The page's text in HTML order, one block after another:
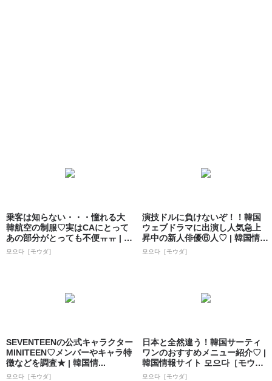
乗客は知らない・・・憧れる大
韓航空の制服♡実はCAにとって
あの部分がとっても不便ㅠㅠ | 韓
国情報...
모으다［モウダ］
演技ドルに負けないぞ！！韓国
ウェブドラマに出演し人気急上
昇中の新人俳優⑥人♡ | 韓国情報
サイト ...
모으다［モウダ］
SEVENTEENの公式キャラクター
MINITEEN♡メンバーやキャラ特
徴などを調査★ | 韓国情...
모으다［モウダ］
日本と全然違う！韓国サーティ
ワンのおすすめメニュー紹介♡ |
韓国情報サイト 모으다［モウ
ダ］
모으다［モウダ］